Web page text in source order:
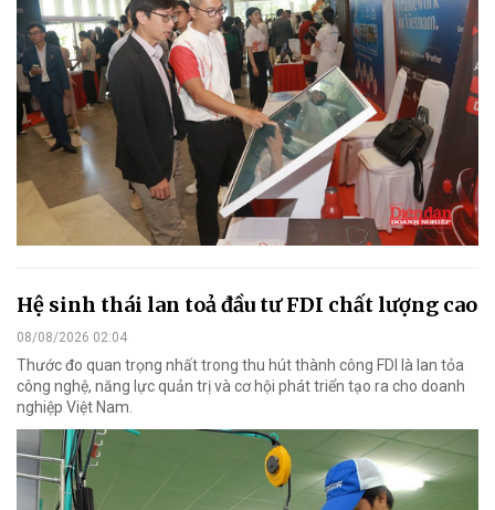
Hệ sinh thái lan toả đầu tư FDI chất lượng cao
08/08/2026 02:04
Thước đo quan trọng nhất trong thu hút thành công FDI là lan tỏa
công nghệ, năng lực quản trị và cơ hội phát triển tạo ra cho doanh
nghiệp Việt Nam.